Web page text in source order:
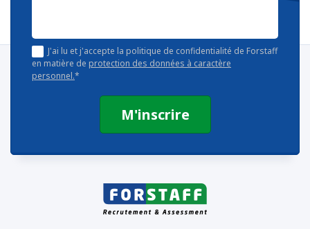
J'ai lu et j'accepte la politique de confidentialité de Forstaff
en matière de protection des données à caractère
personnel.*